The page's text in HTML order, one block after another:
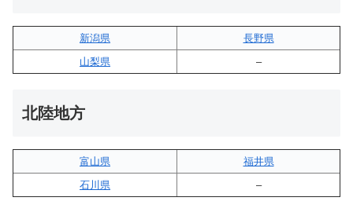
新潟県
長野県
山梨県
–
北陸地方
富山県
福井県
石川県
–